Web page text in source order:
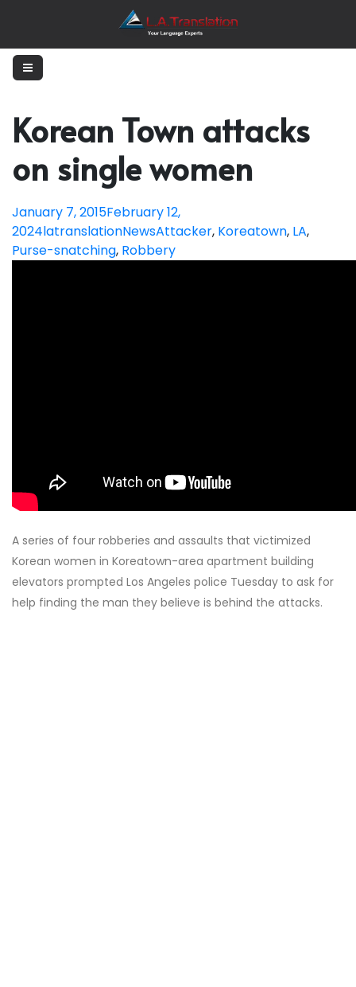
Korean Town attacks
on single women
January 7, 2015February 12,
2024latranslationNewsAttacker, Koreatown, LA,
Purse-snatching, Robbery
A series of four robberies and assaults that victimized
Korean women in Koreatown-area apartment building
elevators prompted Los Angeles police Tuesday to ask for
help finding the man they believe is behind the attacks.